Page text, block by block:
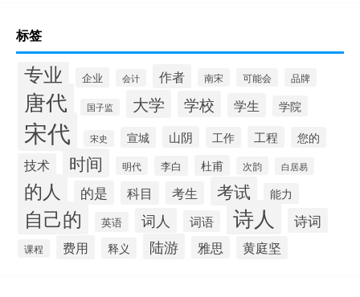
标签
专业 企业 会计 作者 南宋 可能会 品牌
唐代 国子监 大学 学校 学生 学院
宋代 宋史 宣城 山阴 工作 工程 您的
技术 时间 明代 李白 杜甫 次韵 白居易
的人 的是 科目 考生 考试 能力
自己的 英语 词人 词语 诗人 诗词
课程 费用 释义 陆游 雅思 黄庭坚